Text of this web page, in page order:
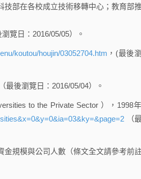
部在各校成立技術移轉中心；教育部
瀏覽日：2016/05/05）。
koutou/houjin/03052704.htm ，(最後
（最後瀏覽日：2016/05/04）。
to the Private Sector ），1998年
（
金規模與公司人數（條文全文請參考前